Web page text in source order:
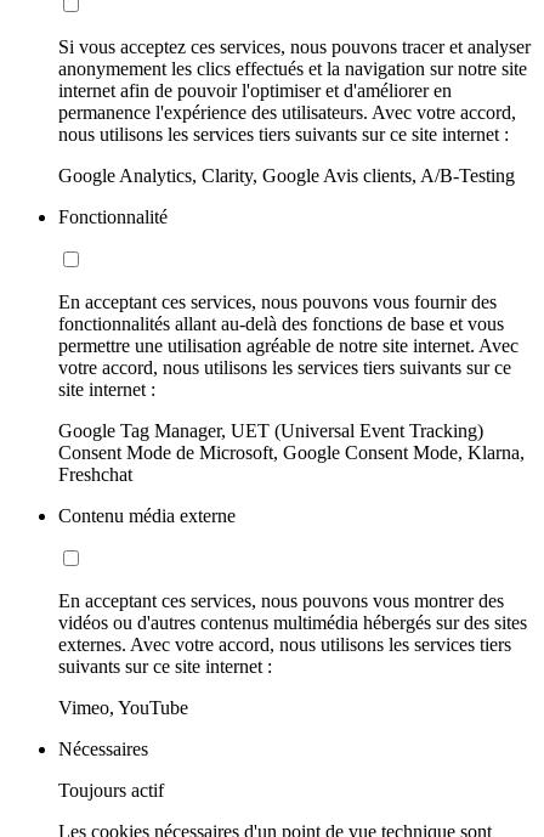
Si vous acceptez ces services, nous pouvons tracer et analyser
anonymement les clics effectués et la navigation sur notre site
internet afin de pouvoir l'optimiser et d'améliorer en
permanence l'expérience des utilisateurs. Avec votre accord,
nous utilisons les services tiers suivants sur ce site internet :
Google Analytics, Clarity, Google Avis clients, A/B-Testing
Fonctionnalité
En acceptant ces services, nous pouvons vous fournir des
fonctionnalités allant au-delà des fonctions de base et vous
permettre une utilisation agréable de notre site internet. Avec
votre accord, nous utilisons les services tiers suivants sur ce
site internet :
Google Tag Manager, UET (Universal Event Tracking)
Consent Mode de Microsoft, Google Consent Mode, Klarna,
Freshchat
Contenu média externe
En acceptant ces services, nous pouvons vous montrer des
vidéos ou d'autres contenus multimédia hébergés sur des sites
externes. Avec votre accord, nous utilisons les services tiers
suivants sur ce site internet :
Vimeo, YouTube
Nécessaires
Toujours actif
Les cookies nécessaires d'un point de vue technique sont